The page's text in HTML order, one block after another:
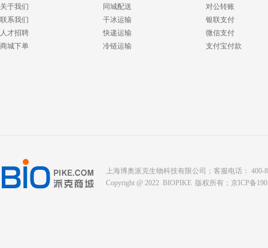
关于我们
联系我们
人才招聘
商城下单
同城配送
干冰运输
快递运输
冷链运输
对公转账
银联支付
微信支付
支付宝付款
上海博奥派克生物科技有限公司；客服电话： 400-
Copyright @ 2022 BIOPIKE 版权所有； 京ICP备